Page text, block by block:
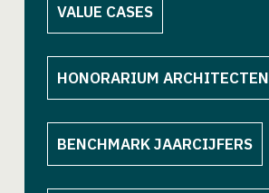
VALUE CASES
HONORARIUM ARCHITECTEN
BENCHMARK JAARCIJFERS